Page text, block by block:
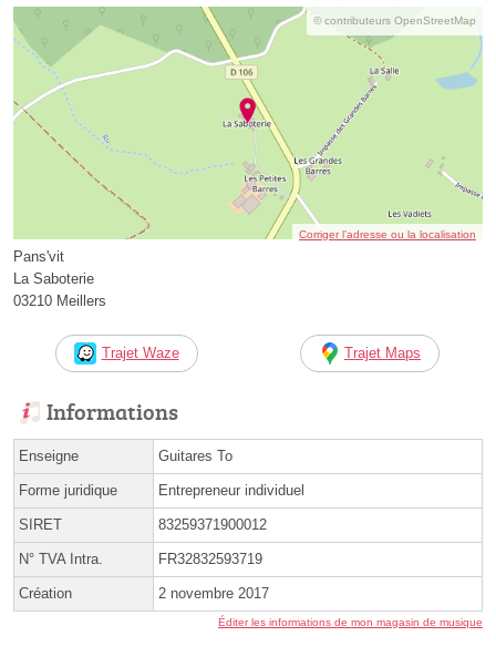
© contributeurs OpenStreetMap
Corriger l’adresse ou la localisation
Pans'vit
La Saboterie
03210 Meillers
Trajet Waze Trajet Maps
Informations
Enseigne Guitares To
Forme juridique Entrepreneur individuel
SIRET 83259371900012
N° TVA Intra. FR32832593719
Création 2 novembre 2017
Éditer les informations de mon magasin de musique